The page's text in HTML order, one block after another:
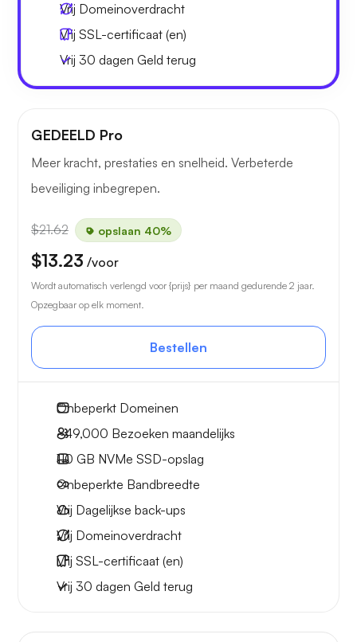
Vrij Domeinoverdracht
Vrij SSL-certificaat (en)
Vrij 30 dagen Geld terug
GEDEELD Pro
Meer kracht, prestaties en snelheid. Verbeterde
beveiliging inbegrepen.
$21.62 opslaan 40%
$13.23 /voor
Wordt automatisch verlengd voor {prijs} per maand gedurende 2 jaar.
Opzegbaar op elk moment.
Bestellen
Onbeperkt Domeinen
~49,000 Bezoeken maandelijks
110 GB NVMe SSD-opslag
Onbeperkte Bandbreedte
Vrij Dagelijkse back-ups
Vrij Domeinoverdracht
Vrij SSL-certificaat (en)
Vrij 30 dagen Geld terug